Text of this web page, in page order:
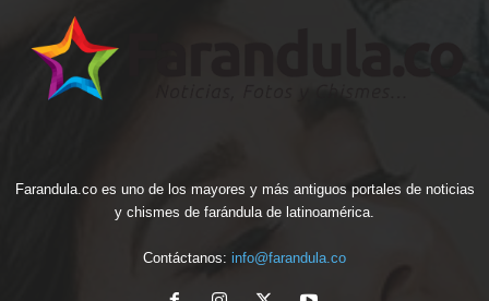
Farandula.co es uno de los mayores y más antiguos portales de noticias
y chismes de farándula de latinoamérica.
Contáctanos: info@farandula.co